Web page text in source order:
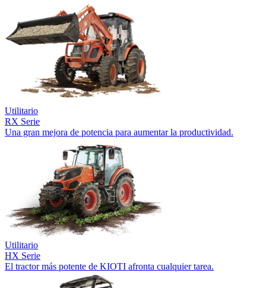
Utilitario
RX Serie
Una gran mejora de potencia para aumentar la productividad.
Utilitario
HX Serie
El tractor más potente de KIOTI afronta cualquier tarea.